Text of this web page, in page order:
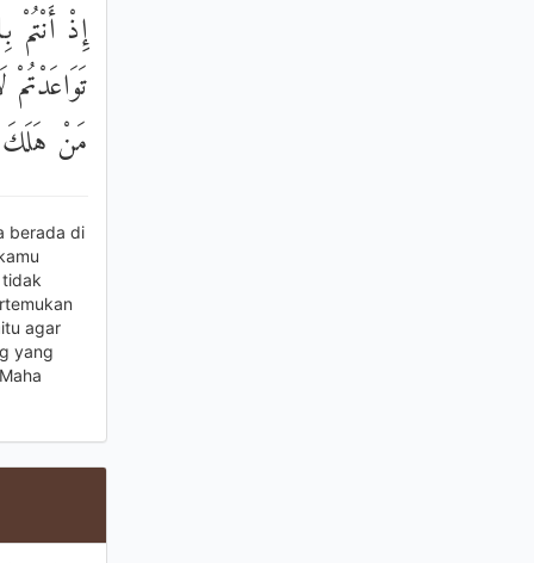
إِذْ
مَنْ هَلَكَ
berada di
agar
yang